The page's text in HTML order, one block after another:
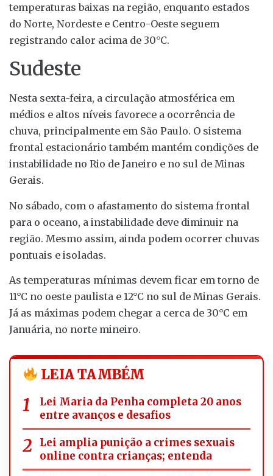
temperaturas baixas na região, enquanto estados
do Norte, Nordeste e Centro-Oeste seguem
registrando calor acima de 30°C.
Sudeste
Nesta sexta-feira, a circulação atmosférica em
médios e altos níveis favorece a ocorrência de
chuva, principalmente em São Paulo. O sistema
frontal estacionário também mantém condições de
instabilidade no Rio de Janeiro e no sul de Minas
Gerais.
No sábado, com o afastamento do sistema frontal
para o oceano, a instabilidade deve diminuir na
região. Mesmo assim, ainda podem ocorrer chuvas
pontuais e isoladas.
As temperaturas mínimas devem ficar em torno de
11°C no oeste paulista e 12°C no sul de Minas Gerais.
Já as máximas podem chegar a cerca de 30°C em
Januária, no norte mineiro.
LEIA TAMBÉM
Lei Maria da Penha completa 20 anos
entre avanços e desafios
Lei amplia punição a crimes sexuais
online contra crianças; entenda